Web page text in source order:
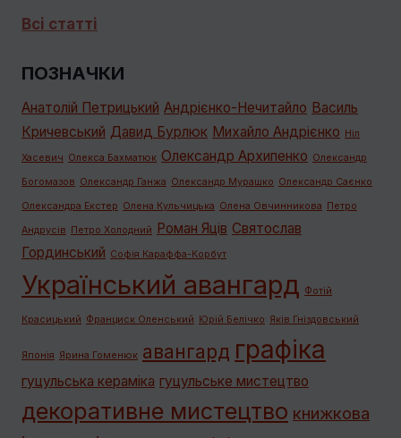
Всі статті
ПОЗНАЧКИ
Анатолій Петрицький Андрієнко-Нечитайло Василь
Кричевський Давид Бурлюк Михайло Андрієнко Ніл
Хасевич Олекса Бахматюк Олександр Архипенко Олександр
Богомазов Олександр Ганжа Олександр Мурашко Олександр Саєнко
Олександра Екстер Олена Кульчицька Олена Овчинникова Петро
Андрусів Петро Холодний Роман Яців Святослав
Гординський Софія Караффа-Корбут
Український авангард Фотій
Красицький Франциск Оленський Юрій Белічко Яків Гніздовський
Японія Ярина Гоменюк авангард графiка
гуцульська кераміка гуцульське мистецтво
декоративне мистецтво книжкова